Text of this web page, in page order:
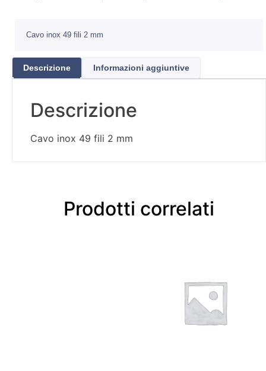
Cavo inox 49 fili 2 mm
Descrizione Informazioni aggiuntive
Descrizione
Cavo inox 49 fili 2 mm
Prodotti correlati